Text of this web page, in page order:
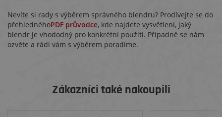
Nevíte si rady s výběrem správného blendru? Prodívejte se do
přehlednéhoPDF průvodce, kde najdete vysvětlení, jaký
blendr je vhododný pro konkrétní použití. Případně se nám
ozvěte a rádi vám s výběrem poradíme.
Zákazníci také nakoupili